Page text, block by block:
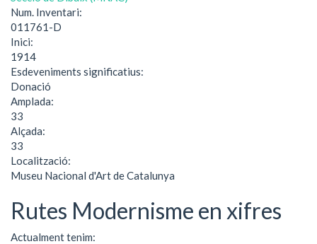
Num. Inventari:
011761-D
Inici:
1914
Esdeveniments significatius:
Donació
Amplada:
33
Alçada:
33
Localització:
Museu Nacional d'Art de Catalunya
Rutes Modernisme en xifres
Actualment tenim: